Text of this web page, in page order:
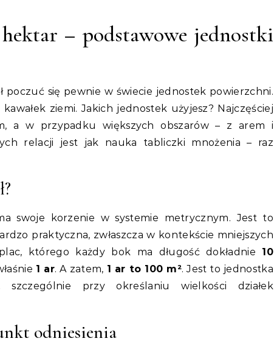
– podstawowe jednostki
poczuć się pewnie w świecie jednostek powierzchni.
ziemi. Jakich jednostek użyjesz? Najczęściej
a w przypadku większych obszarów – z arem i
relacji jest jak nauka tabliczki mnożenia – raz
swoje korzenie w systemie metrycznym. Jest to
praktyczna, zwłaszcza w kontekście mniejszych
którego każdy bok ma długość dokładnie 10
1 ar. A zatem, 1 ar to 100 m². Jest to jednostka
szczególnie przy określaniu wielkości działek
odniesienia